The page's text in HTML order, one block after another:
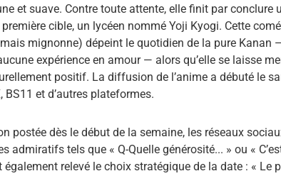
et suave. Contre toute attente, elle finit par conclure
première cible, un lycéen nommé Yoji Kyogi. Cette
mignonne) dépeint le quotidien de la pure Kanan
expérience en amour — alors qu’elle se laisse
positif. La diffusion de l’anime a débuté le
BS11 et d’autres plateformes.
postée dès le début de la semaine, les réseaux
admiratifs tels que « Q-Quelle générosité... » ou «
relevé le choix stratégique de la date : « Le